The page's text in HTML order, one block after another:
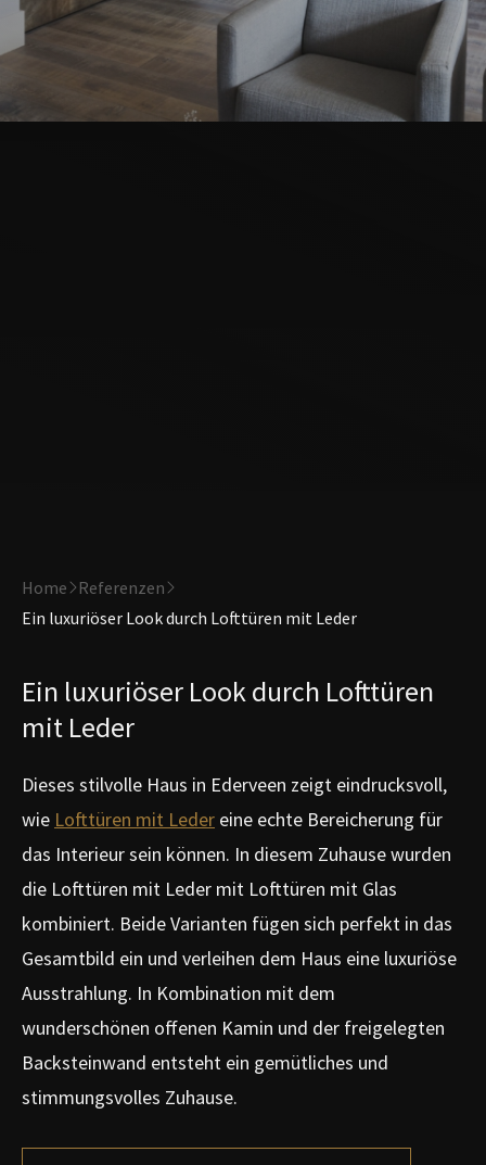
Home
Referenzen
Ein luxuriöser Look durch Lofttüren mit Leder
Ein luxuriöser Look durch Lofttüren
mit Leder
Dieses stilvolle Haus in Ederveen zeigt eindrucksvoll,
wie Lofttüren mit Leder eine echte Bereicherung für
das Interieur sein können. In diesem Zuhause wurden
die Lofttüren mit Leder mit Lofttüren mit Glas
kombiniert. Beide Varianten fügen sich perfekt in das
Gesamtbild ein und verleihen dem Haus eine luxuriöse
Ausstrahlung. In Kombination mit dem
wunderschönen offenen Kamin und der freigelegten
Backsteinwand entsteht ein gemütliches und
stimmungsvolles Zuhause.